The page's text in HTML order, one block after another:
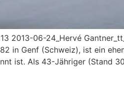
2013-06-24_Hervé
in Genf (Schweiz), ist ein
ist. Als 43-Jähriger (Stand